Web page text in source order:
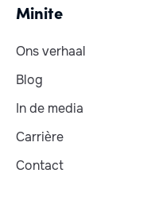
Minite
Ons verhaal
Blog
In de media
Carrière
Contact